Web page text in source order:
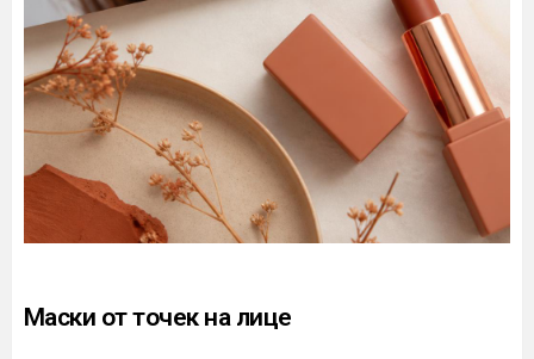
Маски от точек на лице